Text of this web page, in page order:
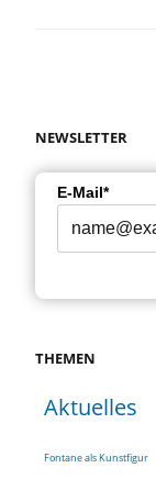
NEWSLETTER
E-Mail*
THEMEN
Aktuelles
Fontane als Kunstfigur